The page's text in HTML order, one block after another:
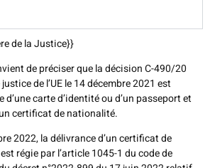
de la Justice}}
de préciser que la décision C-490/20
de l’UE le 14 décembre 2021 est
carte d’identité ou d’un passeport et
certificat de nationalité.
2022, la délivrance d’un certificat de
régie par l’article 1045-1 du code de